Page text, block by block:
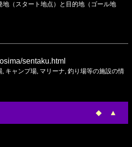
（スタート地点）と目的地（ゴール地
sentaku.html
キャンプ場, マリーナ, 釣り場等の施設の情
◆ ▲